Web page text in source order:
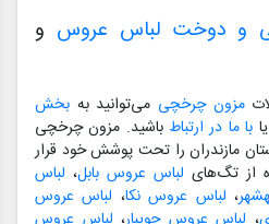
و دوخت لباس عروس و
مزون چرخچی می‌توانید به بخش
با ما در ارتباط باشید. مزون چرخچی
مازندران را تحت پوشش خود قرار
از تگ‌های لباس عروس بابل، لباس
، لباس عروس نکا، لباس عروس